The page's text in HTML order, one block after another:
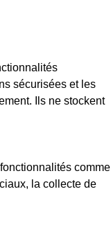
sécurisées et les
Ils ne stockent
comme
la collecte de